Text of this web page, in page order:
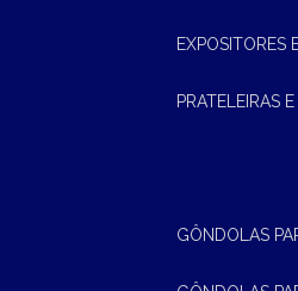
EXPOSITORES
PRATELEIRAS
GÔNDOLAS